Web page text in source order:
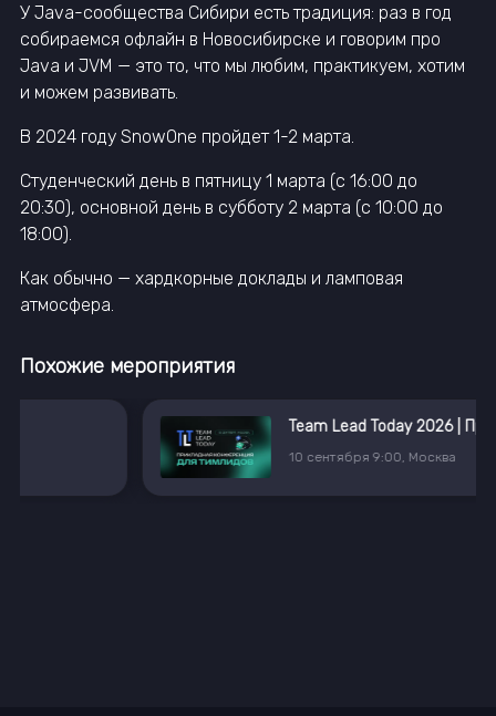
У Java-сообщества Сибири есть традиция: раз в год
собираемся офлайн в Новосибирске и говорим про
Java и JVM — это то, что мы любим, практикуем, хотим
и можем развивать.
В 2024 году SnowOne пройдет 1-2 марта.
Студенческий день в пятницу 1 марта (с 16:00 до
20:30), основной день в субботу 2 марта (с 10:00 до
18:00).
Как обычно — хардкорные доклады и ламповая
атмосфера.
Похожие мероприятия
Team Lead Today 2026 | Прикладная конференция для тимлидов
10 сентября9:00 ,Москва